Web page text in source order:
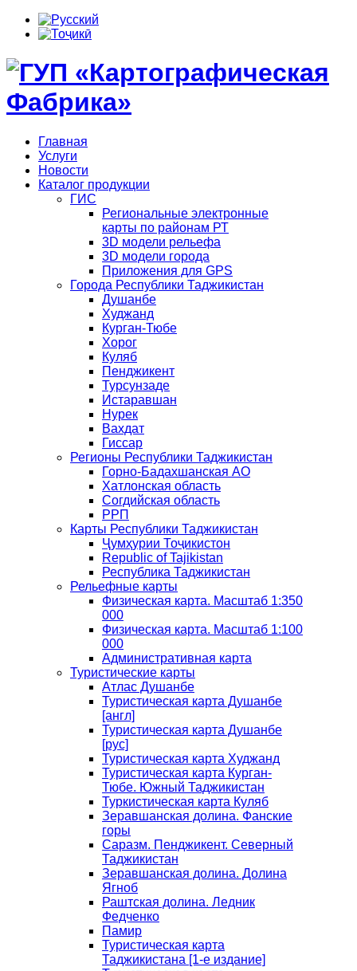
Главная
Услуги
Новости
Каталог продукции
ГИС
Региональные электронные
карты по районам РТ
3D модели рельефа
3D модели города
Приложения для GPS
Города Республики Таджикистан
Душанбе
Худжанд
Курган-Тюбе
Хорог
Куляб
Пенджикент
Турсунзаде
Истаравшан
Нурек
Вахдат
Гиссар
Регионы Республики Таджикистан
Горно-Бадахшанская АО
Хатлонская область
Согдийская область
РРП
Карты Республики Таджикистан
Ҷумҳурии Тоҷикистон
Republic of Tajikistan
Республика Таджикистан
Рельефные карты
Физическая карта. Масштаб 1:350
000
Физическая карта. Масштаб 1:100
000
Административная карта
Туристические карты
Атлас Душанбе
Туристическая карта Душанбе
[англ]
Туристическая карта Душанбе
[рус]
Туристическая карта Худжанд
Туристическая карта Курган-
Тюбе. Южный Таджикистан
Туркистическая карта Куляб
Зеравшанская долина. Фанские
горы
Саразм. Пенджикент. Северный
Таджикистан
Зеравшанская долина. Долина
Ягноб
Раштская долина. Ледник
Федченко
Памир
Туристическая карта
Таджикистана [1-е издание]